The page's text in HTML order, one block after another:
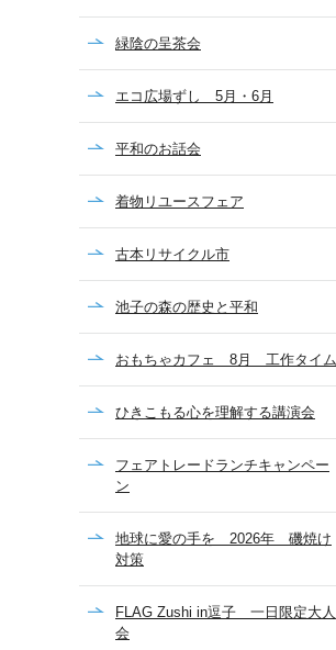
緑陰の呈茶会
エコ広場ずし 5月・6月
平和のお話会
着物リユースフェア
古本リサイクル市
池子の森の歴史と平和
おもちゃカフェ 8月 工作タイム
ひきこもる心を理解する講演会
フェアトレードランチキャンペー
ン
地球に愛の手を 2026年 磯焼け
対策
FLAG Zushi in逗子 一日限定大人
会